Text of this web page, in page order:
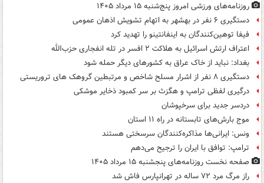
روزنامه‌های ورزشی امروز پنج‌شنبه ۱۵ مرداد ۱۴۰۵
دستگیری ۶ نفر در بهشهر به اتهام تشویش اذهان عمومی
فیفا توهین‌کنندگان به اینفانتینو را تهدید کرد
اعتراف ارتش اسرائیل به هلاکت ۲ افسر در تله انفجاری حزب‌الله
بغداد: نباید از خاک عراق به کشورهای دیگر حمله شود
دستگیری ۸ نفر از اشرار مسلح شاخص و مرتبطین گروهک های تروریستی
درگیری لفظی ترامپ و هگزث بر سر کمبود ذخایر موشکی
دردسر جدید برای سرخپوشان
موج بارش‌های تابستانه در راه ۱۱ استان
ونس: ایرانی‌ها مذاکره‌کنندگان سرسختی هستند
ترامپ: توافق با ایران را ترجیح می‌دهم
صفحه نخست روزنامه‌های پنجشنبه ۱۵ مرداد ۱۴۰۵
راز مرگ مرد ۷۲ ساله در تهرانپارس فاش شد